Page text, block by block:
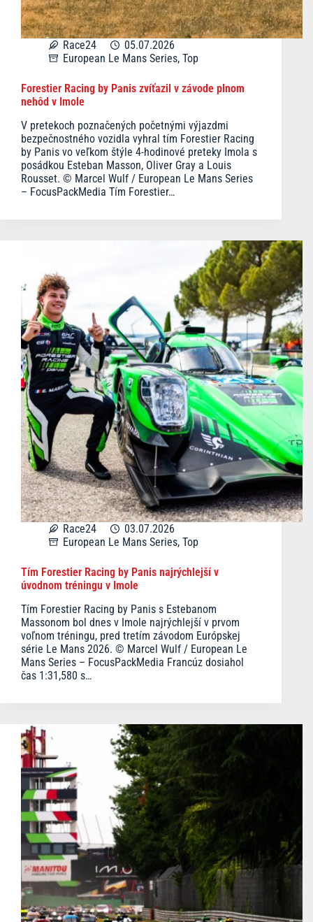
Race24
05.07.2026
European Le Mans Series, Top
Forestier Racing by Panis zvíťazil v závode plnom
nehôd v Imole
V pretekoch poznačených početnými výjazdmi
bezpečnostného vozidla vyhral tím Forestier Racing
by Panis vo veľkom štýle 4-hodinové preteky Imola s
posádkou Esteban Masson, Oliver Gray a Louis
Rousset. © Marcel Wulf / European Le Mans Series
– FocusPackMedia Tím Forestier…
Race24
03.07.2026
European Le Mans Series, Top
Tím Forestier Racing by Panis najrýchlejší v
úvodnom tréningu v Imole
Tím Forestier Racing by Panis s Estebanom
Massonom bol dnes v Imole najrýchlejší v prvom
voľnom tréningu, pred tretím závodom Európskej
série Le Mans 2026. © Marcel Wulf / European Le
Mans Series – FocusPackMedia Francúz dosiahol
čas 1:31,580 s…